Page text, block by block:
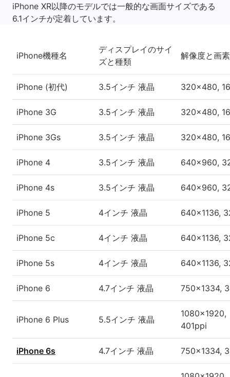
iPhone XR以降のモデルでは一般的な画面サイズである
6.1インチが定着しています。
iPhone機種名
ディスプレイのサイ
ズと種類
解像度と画
iPhone (初代) 3.5インチ 液晶 320x480,
iPhone 3G 3.5インチ 液晶 320x480,
iPhone 3Gs 3.5インチ 液晶 320x480,
iPhone 4 3.5インチ 液晶 640x960,
iPhone 4s 3.5インチ 液晶 640x960,
iPhone 5 4インチ 液晶 640x1136,
iPhone 5c 4インチ 液晶 640x1136,
iPhone 5s 4インチ 液晶 640x1136,
iPhone 6 4.7インチ 液晶 750x1334,
iPhone 6 Plus 5.5インチ 液晶
1080x1920,
401ppi
iPhone 6s 4.7インチ 液晶 750x1334,